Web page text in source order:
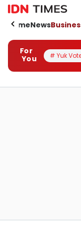
HomeNews
For
You
# Yuk